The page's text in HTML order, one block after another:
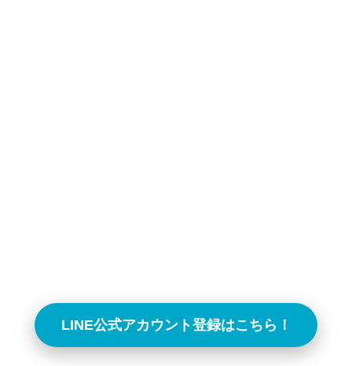
LINE公式アカウント登録はこちら！